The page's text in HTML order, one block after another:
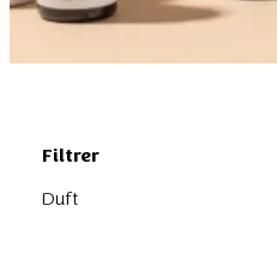
Filtrer
Duft